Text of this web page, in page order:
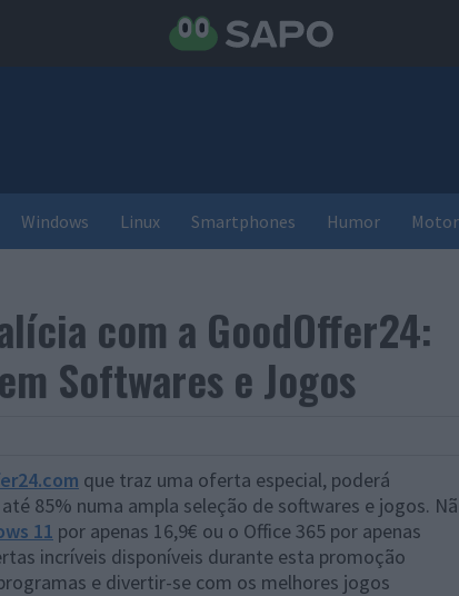
Windows Linux Smartphones Humor
com a GoodOffer24:
Softwares e Jogos
que traz uma oferta especial, poderá
85% numa ampla seleção de softwares e jogos.
11 por apenas 16,9€ ou o Office 365 por apenas
incríveis disponíveis durante esta promoção
e divertir-se com os melhores jogos